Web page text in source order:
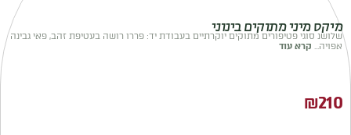
מיקס מיני מתוקים בינוני
שלושנ סוגי פטיפורים מתוקים יוקרתיים בעבודת יד: פררו רושה בעטיפת זהב, פאי גבינה
אפויה...קרא עוד
₪210